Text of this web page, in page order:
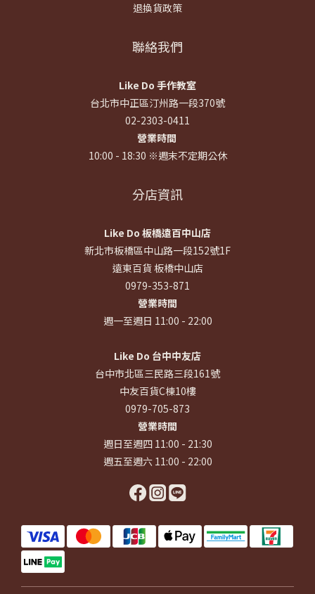
退換貨政策
聯絡我們
Like Do 手作教室
台北市中正區汀州路一段370號
02-2303-0411
營業時間
10:00 - 18:30 ※週末不定期公休
分店資訊
Like Do 板橋遠百中山店
新北市板橋區中山路一段152號1F
遠東百貨 板橋中山店
0979-353-871
營業時間
週一至週日 11:00 - 22:00
Like Do 台中中友店
台中市北區三民路三段161號
中友百貨C棟10樓
0979-705-873
營業時間
週日至週四 11:00 - 21:30
週五至週六 11:00 - 22:00